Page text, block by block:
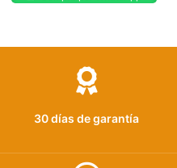
30 días de garantía